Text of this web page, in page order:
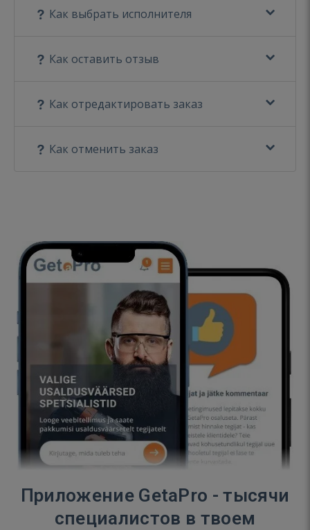
Как выбрать исполнителя
Как оставить отзыв
Как отредактировать заказ
Как отменить заказ
Приложение GetaPro - тысячи
специалистов в твоем